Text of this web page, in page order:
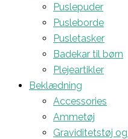
Puslepuder
Pusleborde
Pusletasker
Badekar til børn
Plejeartikler
Beklædning
Accessories
Ammetøj
Graviditetstøj